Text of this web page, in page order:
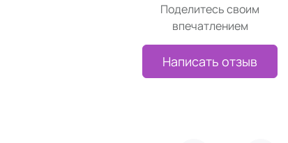
Поделитесь своим
впечатлением
Написать отзыв